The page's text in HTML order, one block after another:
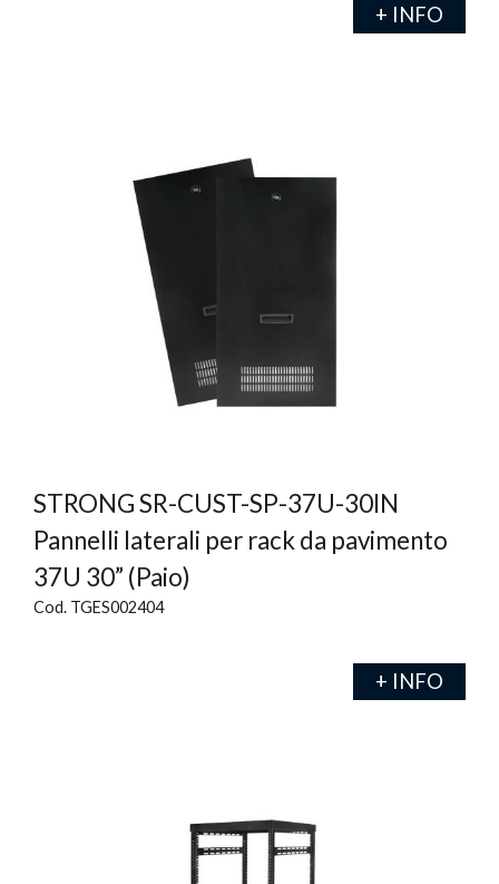
+ INFO
STRONG SR-CUST-SP-37U-30IN
Pannelli laterali per rack da pavimento
37U 30” (Paio)
Cod. TGES002404
+ INFO